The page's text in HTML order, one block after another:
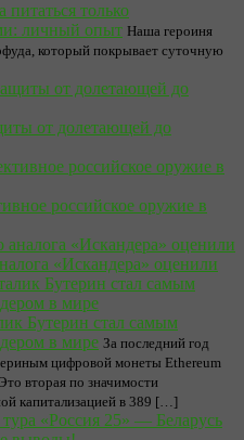
питаться только
личный опыт Наша героиня
который покрывает суточную
от долетающей до
российское оружие в
«Искандера» оценили
Бутерин стал самым
в мире За последний год
цифровой монеты Ethereum
вторая по значимости
капитализацией в 389 […]